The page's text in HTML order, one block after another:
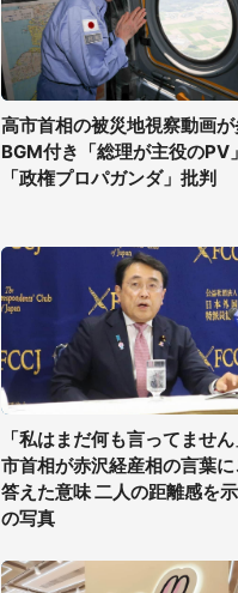
高市首相の被災地視察動画
BGM付き「総理が主役のPV
「政権プロパガンダ」批判
「私はまだ何も言ってませ
市首相が赤沢経産相の言葉に
答えた意味 二人の距離感を
の写真